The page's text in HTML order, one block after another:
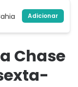
Adicionar
Chase